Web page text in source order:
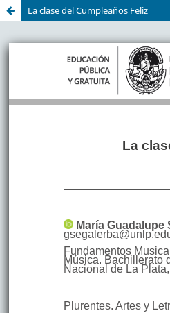
La clase del Cumpleaños Feliz